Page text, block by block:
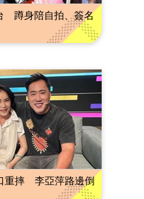
蹲身陪自拍、簽名
重摔 李亞萍路邊倒